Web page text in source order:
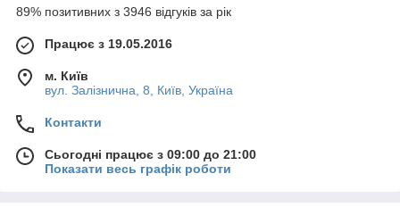
89% позитивних з 3946 відгуків за рік
Працює з 19.05.2016
м. Київ
вул. Залізнична, 8, Київ, Україна
Контакти
Сьогодні працює з 09:00 до 21:00
Показати весь графік роботи